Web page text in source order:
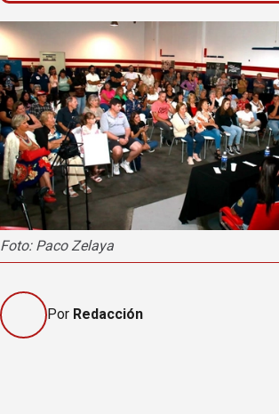
Foto: Paco Zelaya
Por Redacción